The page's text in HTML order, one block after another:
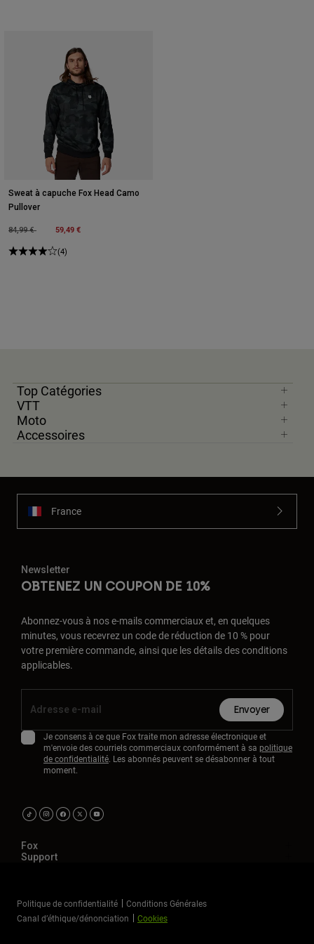
Sweat à capuche Fox Head Camo
Pullover
Price reduced from
84,99 €to 59,49 €
(4)
Top Catégories
VTT
Moto
Accessoires
France
Newsletter
OBTENEZ UN COUPON DE 10%
Abonnez-vous à nos e-mails commerciaux et, en quelques
minutes, vous recevrez un code de réduction de 10 % pour
votre première commande, ainsi que les détails des conditions
applicables.
Envoyer
Je consens à ce que Fox traite mon adresse électronique et
m'envoie des courriels commerciaux conformément à sa politique
de confidentialité. Les abonnés peuvent se désabonner à tout
moment.
Fox
Support
Politique de confidentialité
Conditions Générales
Canal d’éthique/dénonciation
Cookies